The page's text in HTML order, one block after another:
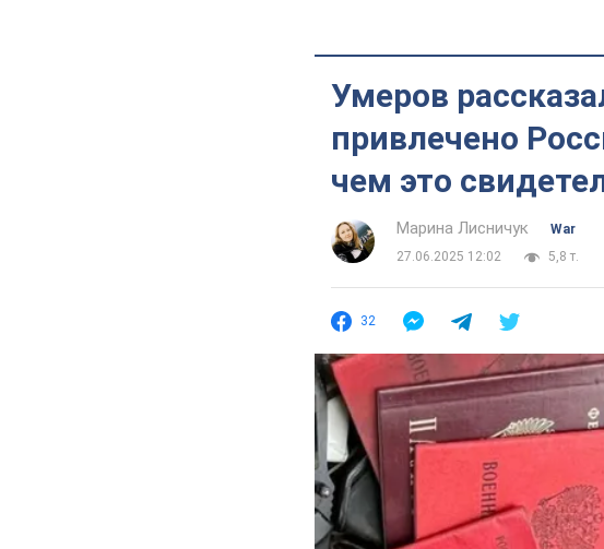
Умеров
привлечено
чем это
Марина Лисничук
War
27.06.2025 12:02
5,8 т.
32